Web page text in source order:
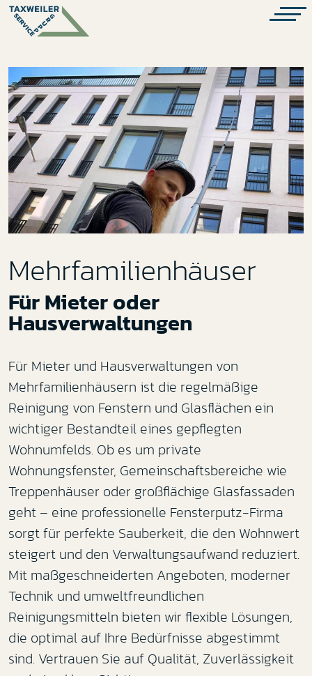
Taxweiler Service Gruppe
Mehrfamilienhäuser
Für Mieter oder
Hausverwaltungen
Für Mieter und Hausverwaltungen von
Mehrfamilienhäusern ist die regelmäßige
Reinigung von Fenstern und Glasflächen ein
wichtiger Bestandteil eines gepflegten
Wohnumfelds. Ob es um private
Wohnungsfenster, Gemeinschaftsbereiche wie
Treppenhäuser oder großflächige Glasfassaden
geht – eine professionelle Fensterputz-Firma
sorgt für perfekte Sauberkeit, die den Wohnwert
steigert und den Verwaltungsaufwand reduziert.
Mit maßgeschneiderten Angeboten, moderner
Technik und umweltfreundlichen
Reinigungsmitteln bieten wir flexible Lösungen,
die optimal auf Ihre Bedürfnisse abgestimmt
sind. Vertrauen Sie auf Qualität, Zuverlässigkeit